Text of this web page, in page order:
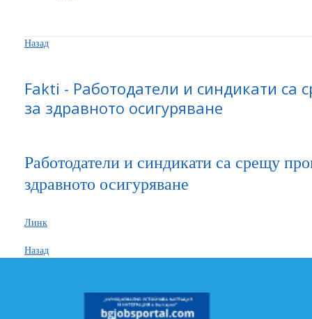
Назад
Fakti - Работодатели и синдикати са
за здравното осигуряване
Работодатели и синдикати са срещу
здравното осигуряване
Линк
Назад